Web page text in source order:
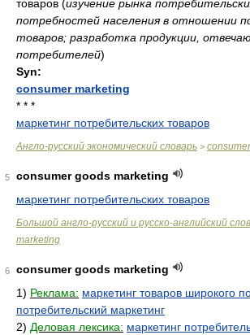
товаров (изучение рынка
потребностей населения в отношении
товаров; разработка продукции,
потребителей)
Syn:
consumer marketing
* * *
маркетинг потребительских товаров
Англо-русский экономический словарь >
5
consumer goods marketing
маркетинг потребительских товаров
Большой англо-русский и русско-английский
marketing
6
consumer goods marketing
1) Реклама: маркетинг товаров широкого
потребительский маркетинг
2) Деловая лексика: маркетинг